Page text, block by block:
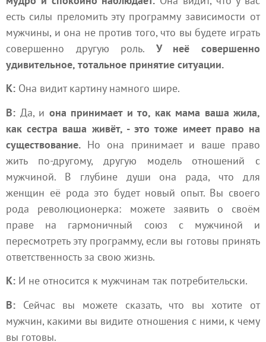
есть силы преломить эту программу зависимости от
мужчины, и она не против того, что вы будете играть
совершенно другую роль. У неё совершенно
удивительное, тотальное принятие ситуации.
К: Она видит картину намного шире.
В: Да, и она принимает и то, как мама ваша жила,
как сестра ваша живёт, - это тоже имеет право на
существование. Но она принимает и ваше право
жить по-другому, другую модель отношений с
мужчиной. В глубине души она рада, что для
женщин её рода это будет новый опыт. Вы своего
рода революционерка: можете заявить о своём
праве на гармоничный союз с мужчиной и
пересмотреть эту программу, если вы готовы принять
ответственность за свою жизнь.
К: И не относится к мужчинам так потребительски.
В: Сейчас вы можете сказать, что вы хотите от
мужчин, какими вы видите отношения с ними, к чему
вы готовы.